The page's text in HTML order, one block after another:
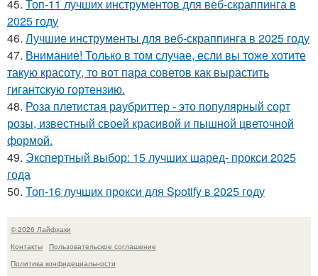
45. Топ-11 лучших инструментов для веб-скраппинга в
2025 году
46. Лучшие инструменты для веб-скраппинга в 2025 году
47. Внимание! Только в том случае, если вы тоже хотите
такую красоту, то вот пара советов как вырастить
гигантскую гортензию.
48. Роза плетистая раубриттер - это популярный сорт
розы, известный своей красивой и пышной цветочной
формой.
49. Экспертный выбор: 15 лучших шаред- прокси 2025
года
50. Топ-16 лучших прокси для Spotify в 2025 году
© 2026 Лайфхаки
Контакты
Пользовательское соглашение
Политика конфидециальности